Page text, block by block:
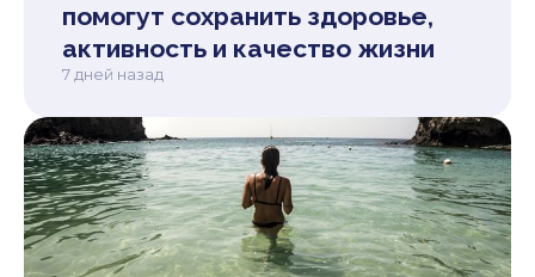
помогут сохранить здоровье,
активность и качество жизни
7 дней назад